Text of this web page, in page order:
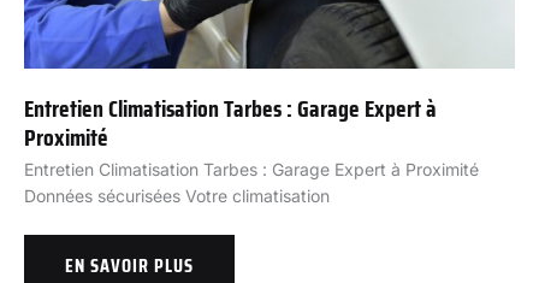
Entretien Climatisation Tarbes : Garage Expert à
Proximité
Entretien Climatisation Tarbes : Garage Expert à Proximité
Données sécurisées Votre climatisation
EN SAVOIR PLUS